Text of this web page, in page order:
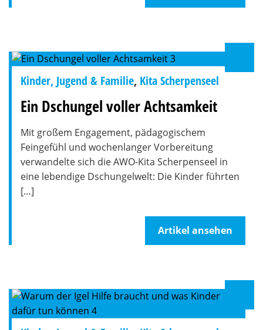
Kinder, Jugend & Familie, Kita Scherpenseel
Ein Dschungel voller Achtsamkeit
Mit großem Engagement, pädagogischem
Feingefühl und wochenlanger Vorbereitung
verwandelte sich die AWO-Kita Scherpenseel in
eine lebendige Dschungelwelt: Die Kinder führten
[…]
Artikel ansehen